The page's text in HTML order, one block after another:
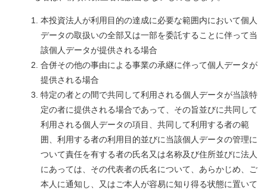
本投資法人が利用目的の達成に必要な範囲内において個人
データの取扱いの全部又は一部を委託することに伴って当
該個人データが提供される場合
合併その他の事由による事業の承継に伴って個人データが
提供される場合
特定の者との間で共同して利用される個人データが当該特
定の者に提供される場合であって、その旨並びに共同して
利用される個人データの項目、共同して利用する者の範
囲、利用する者の利用目的並びに当該個人データの管理に
ついて責任を有する者の氏名又は名称及び住所並びに法人
にあっては、その代表者の氏名について、あらかじめ、ご
本人に通知し、又はご本人が容易に知り得る状態に置いて